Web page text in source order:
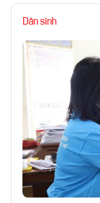
Dân sinh